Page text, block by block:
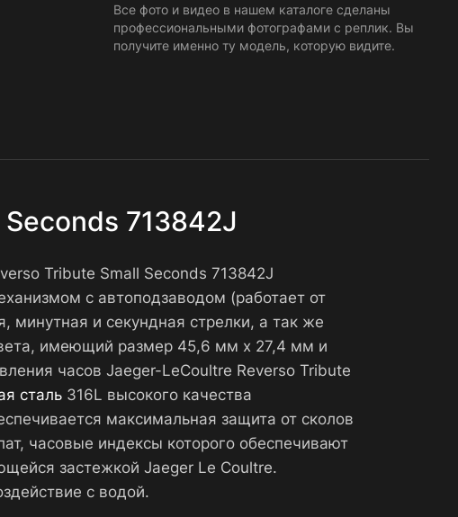
Все фото и видео в нашем каталоге сделаны
профессиональными фотографами с реплик. Вы
получите именно ту модель, которую видите.
713842J
Tribute Small Seconds 713842J
с автоподзаводом (работает от
и секундная стрелки, а так же
имеющий размер 45,6 мм х 27,4 мм и
часов Jaeger-LeCoultre Reverso Tribute
сталь 316L высокого качества
максимальная защита от сколов
часовые индексы которого обеспечивают
застежкой Jaeger Le Coultre.
с водой.